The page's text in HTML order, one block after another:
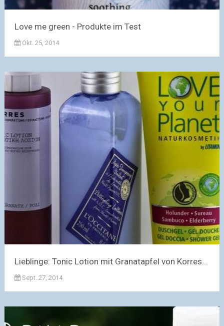
Love me green - Produkte im Test
Okt. 25, 2014
Lieblinge: Tonic Lotion mit Granatapfel von Korres...
Sept. 27, 2014